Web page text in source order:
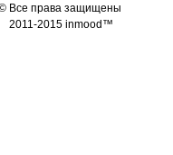
Все права защищены
2011-2015 inmood™